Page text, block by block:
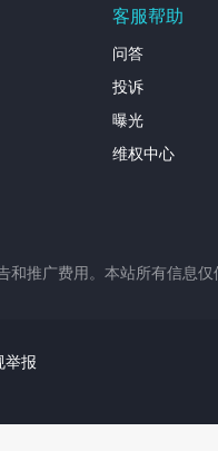
客服帮助
问答
投诉
曝光
维权中心
和推广费用。本站所有信息
举报